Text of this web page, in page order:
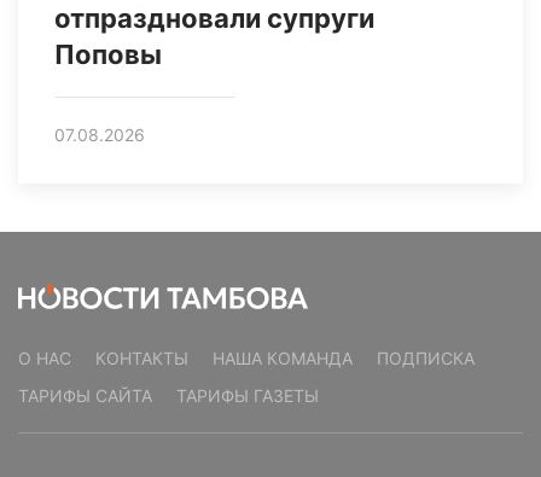
отпраздновали супруги
Поповы
07.08.2026
О НАС КОНТАКТЫ НАША КОМАНДА
ПОДПИСКА
ТАРИФЫ САЙТА
ТАРИФЫ ГАЗЕТЫ